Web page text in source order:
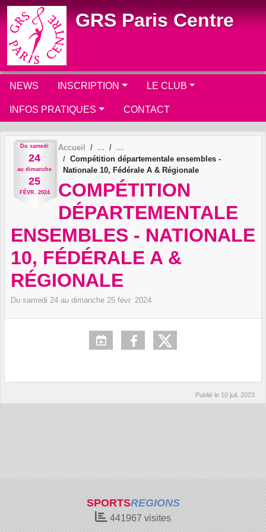
GRS Paris Centre
NEWS INSCRIPTION LE CLUB
INFOS PRATIQUES CONTACT
Du samedi
24
au dimanche
25
FÉVR. 2024
Accueil
Compétition départementale ensembles -
Nationale 10, Fédérale A & Régionale
COMPÉTITION
DÉPARTEMENTALE
ENSEMBLES - NATIONALE
10, FÉDÉRALE A &
RÉGIONALE
Du samedi 24 au dimanche 25 févr. 2024
Publié le 10 juil. 2023
SPORTSREGIONS
441967 visites
Panneau de gestion des cookies